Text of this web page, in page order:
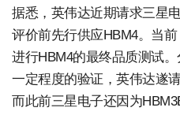
据悉，英伟达近期请求三星
评价前先行供应HBM4。当
进行HBM4的最终品质测试
一定程度的验证，英伟达遂
而此前三星电子还因为